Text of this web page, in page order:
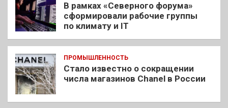
В рамках «Северного форума»
сформировали рабочие группы
по климату и IT
ПРОМЫШЛЕННОСТЬ
Стало известно о сокращении
числа магазинов Chanel в России